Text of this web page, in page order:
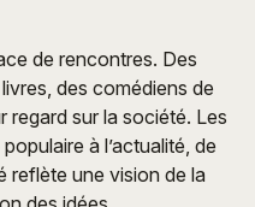
de rencontres. Des
des comédiens de
regard sur la société. Les
à l’actualité, de
reflète une vision de la